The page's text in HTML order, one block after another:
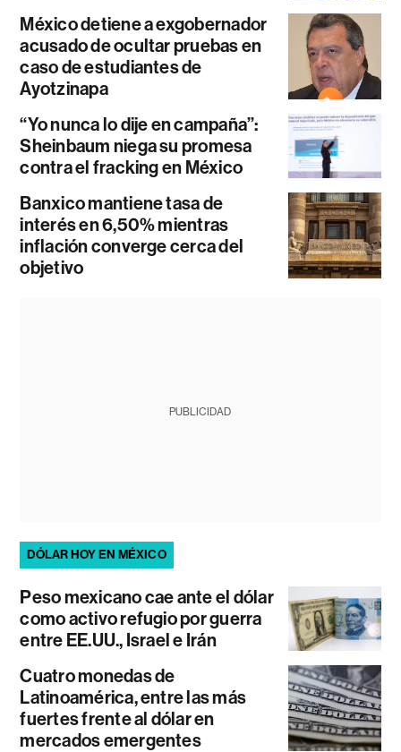
México detiene a exgobernador
acusado de ocultar pruebas en
caso de estudiantes de
Ayotzinapa
“Yo nunca lo dije en campaña”:
Sheinbaum niega su promesa
contra el fracking en México
Banxico mantiene tasa de
interés en 6,50% mientras
inflación converge cerca del
objetivo
PUBLICIDAD
DÓLAR HOY EN MÉXICO
Peso mexicano cae ante el dólar
como activo refugio por guerra
entre EE.UU., Israel e Irán
Cuatro monedas de
Latinoamérica, entre las más
fuertes frente al dólar en
mercados emergentes